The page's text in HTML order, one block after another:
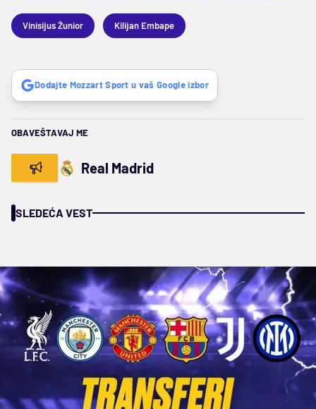
Vinisijus Žunior Kilijan Embape
Dodajte Mozzart Sport u vaš Google izbor
OBAVEŠTAVAJ ME
Real Madrid
SLEDEĆA VEST